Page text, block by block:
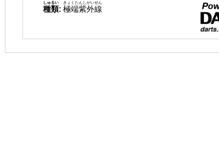
種類
しゅるい
: 極端紫外線
きょくたんしがいせん